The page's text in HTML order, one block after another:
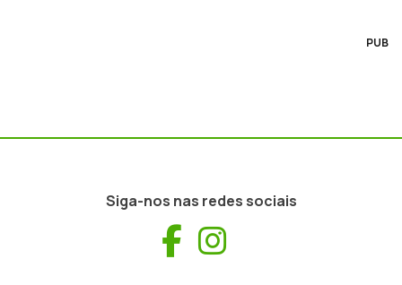
PUB
Siga-nos nas redes sociais
Facebook